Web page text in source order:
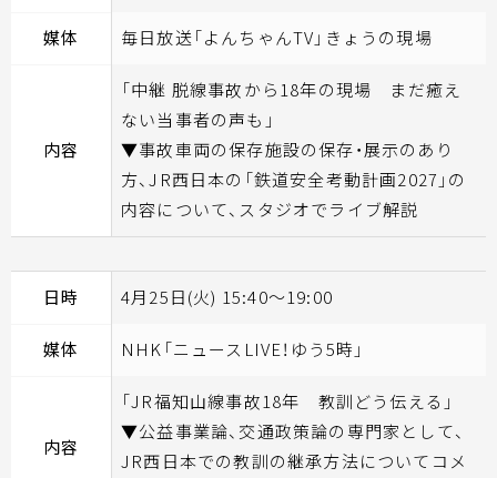
媒体 毎日放送「よんちゃんTV」きょうの現場
内容
「中継 脱線事故から18年の現場 まだ癒え
ない当事者の声も」
▼事故車両の保存施設の保存・展示のあり
方、JR西日本の「鉄道安全考動計画2027」の
内容について、スタジオでライブ解説
日時 4月25日(火) 15:40～19:00
媒体 NHK「ニュースLIVE！ゆう5時」
内容
「JR福知山線事故18年 教訓どう伝える」
▼公益事業論、交通政策論の専門家として、
JR西日本での教訓の継承方法についてコメ